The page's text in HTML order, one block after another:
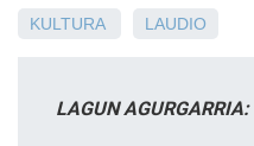
KULTURA LAUDIO
LAGUN AGURGARRIA: